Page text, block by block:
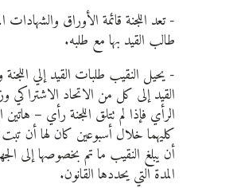
- تعد اللجنة قائمة الأوراق والشهادات
طالب القيد بها مع طلبه.
- يحيل النقيب طلبات القيد إلي اللجنة
القيد إلى كل من الاتحاد الاشتراكي
الرأي فإذا لم تتلق اللجنة رأي – هاتين
كليهما خلال أسبوعين كان لها أن
أن يبلغ النقيب ما تم بخصوصها إلى
المدة التي يحددها القانون.